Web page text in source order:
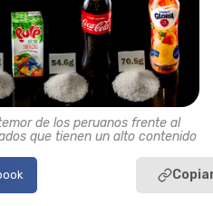
de los peruanos frente al
que tienen un alto contenido